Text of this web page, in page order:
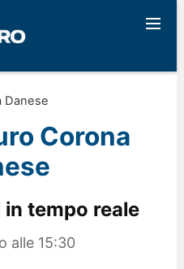
Danese
Corona
in tempo reale
alle 15:30